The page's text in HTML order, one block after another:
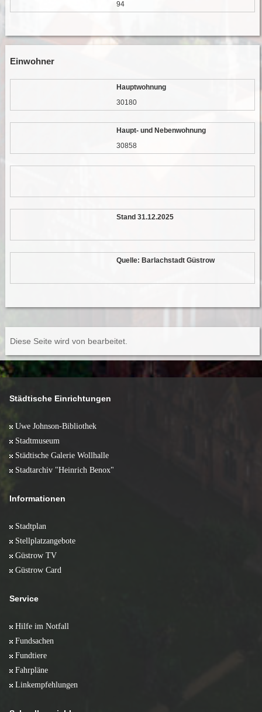
94
Einwohner
Hauptwohnung
30180
Haupt- und Nebenwohnung
30858
Stand 31.12.2025
Quelle: Barlachstadt Güstrow
Diese Seite wird von bearbeitet.
Städtische Einrichtungen
Uwe Johnson-Bibliothek
Stadtmuseum
Städtische Galerie Wollhalle
Stadtarchiv "Heinrich Benox"
Informationen
Stadtplan
Stellplatzangebote
Güstrow TV
Güstrow Card
Service
Hilfe im Notfall
Fundsachen
Fundtiere
Fahrpläne
Linkempfehlungen